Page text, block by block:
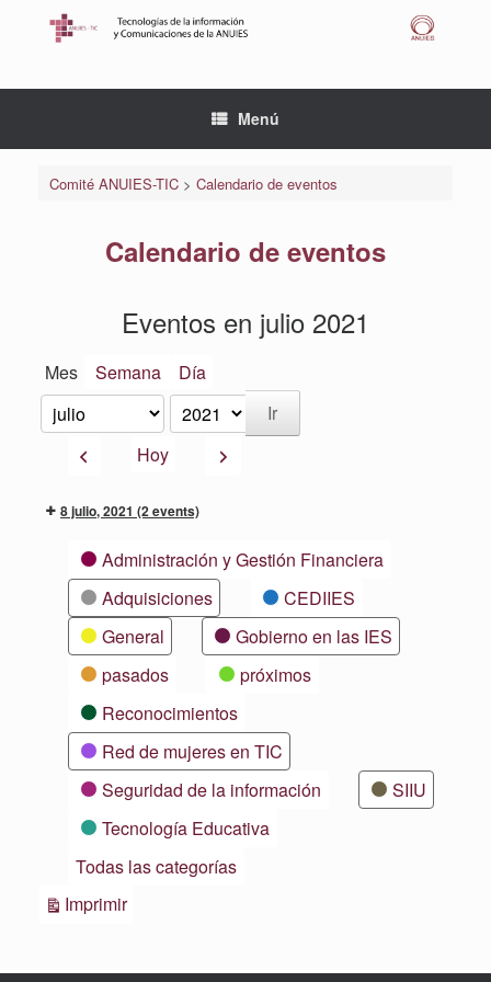
Menú
Comité ANUIES-TIC> Calendario de eventos
Calendario de eventos
Eventos en julio 2021
Mes Semana Día
Mes
Año
AnteriorHoy Siguiente
8 julio, 2021 (2 events)
CategoríasAdministración y Gestión Financiera
Adquisiciones
CEDIIES
General
Gobierno en las IES
pasados
próximos
Reconocimientos
Red de mujeres en TIC
Seguridad de la información
SIIU
Tecnología Educativa
Todas las categorías
ImprimirVistas